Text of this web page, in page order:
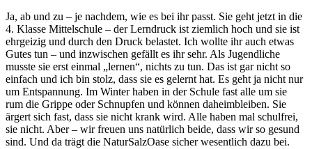
Ja, ab und zu – je nachdem, wie es bei ihr passt. Sie geht jetzt in die
4. Klasse Mittelschule – der Lerndruck ist ziemlich hoch und sie ist
ehrgeizig und durch den Druck belastet. Ich wollte ihr auch etwas
Gutes tun – und inzwischen gefällt es ihr sehr. Als Jugendliche
musste sie erst einmal „lernen“, nichts zu tun. Das ist gar nicht so
einfach und ich bin stolz, dass sie es gelernt hat. Es geht ja nicht nur
um Entspannung. Im Winter haben in der Schule fast alle um sie
rum die Grippe oder Schnupfen und können daheimbleiben. Sie
ärgert sich fast, dass sie nicht krank wird. Alle haben mal schulfrei,
sie nicht. Aber – wir freuen uns natürlich beide, dass wir so gesund
sind. Und da trägt die NaturSalzOase sicher wesentlich dazu bei.